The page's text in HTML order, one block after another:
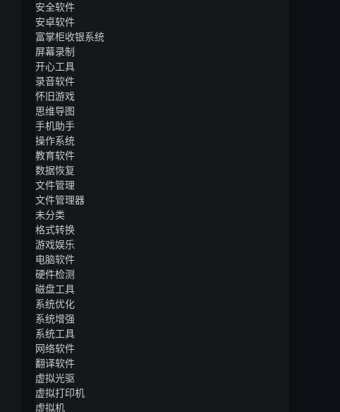
安全软件
安卓软件
富掌柜收银系统
屏幕录制
开心工具
录音软件
怀旧游戏
思维导图
手机助手
操作系统
教育软件
数据恢复
文件管理
文件管理器
未分类
格式转换
游戏娱乐
电脑软件
硬件检测
磁盘工具
系统优化
系统增强
系统工具
网络软件
翻译软件
虚拟光驱
虚拟打印机
虚拟机